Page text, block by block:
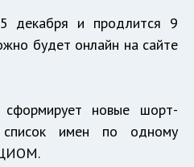
декабря и продлится 9
будет онлайн на сайте
сформирует новые шорт-
имен по одному